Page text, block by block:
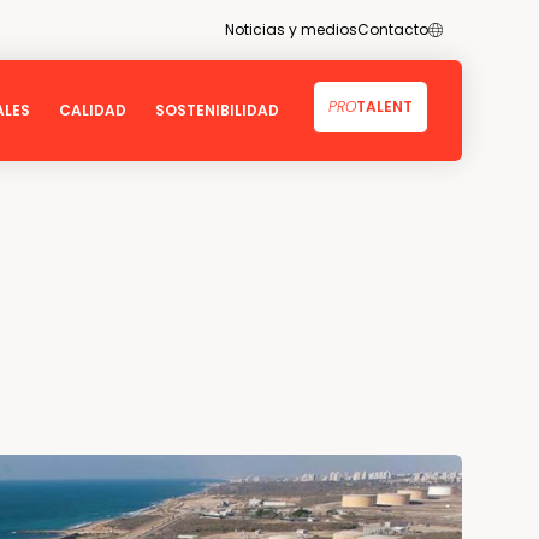
Noticias y mediosContacto
CALIDAD
Calidad
SOSTENIBILIDAD
de Desarrollo Sostenible
PROTALENT